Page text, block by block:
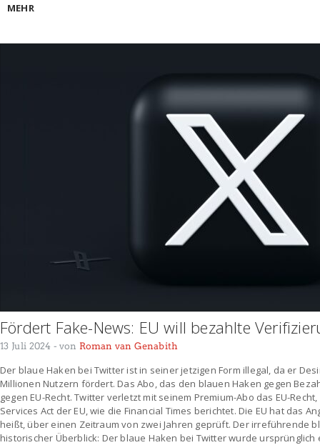
MEHR
Fördert Fake-News: EU will bezahlte
13 Juli 2024 - von Roman van Genabith
Der blaue Haken bei Twitter ist in seiner jetzigen Form illegal, da er
Millionen Nutzern fördert. Das Abo, das den blauen Haken gegen
gegen EU-Recht. Twitter verletzt mit seinem Premium-Abo das EU-
Services Act der EU, wie die Financial Times berichtet. Die EU hat das
heißt, über einen Zeitraum von zwei Jahren geprüft. Der irreführende
historischer Überblick: Der blaue Haken bei Twitter wurde ursprünglich